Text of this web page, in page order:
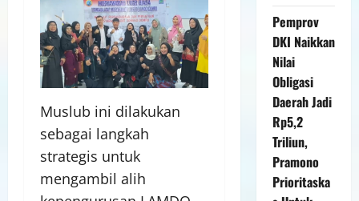
Muslub ini dilakukan
sebagai langkah
strategis untuk
mengambil alih
Pemprov
DKI Naikkan
Nilai
Obligasi
Daerah Jadi
Rp5,2
Triliun,
Pramono
Prioritaska